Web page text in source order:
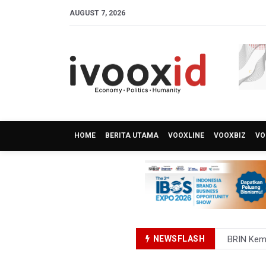
AUGUST 7, 2026
HOME BERITA UTAMA VOOXLINE VOOXBIZ
NEWSFLASH
BRIN